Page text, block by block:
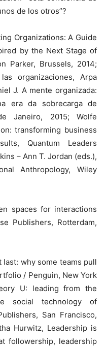
de los otros”?
Organizations: A Guide
by the Next Stage of
Parker, Brussels, 2014;
organizaciones, Arpa
J. A mente organizada:
era da sobrecarga de
Janeiro, 2015; Wolfe
transforming business
Quantum Leaders
– Ann T. Jordan (eds.),
Anthropology, Wiley
spaces for interactions
Publishers, Rotterdam,
last: why some teams pull
/ Penguin, New York
U: leading from the
social technology of
San Francisco,
Hurwitz, Leadership is
followership, leadership